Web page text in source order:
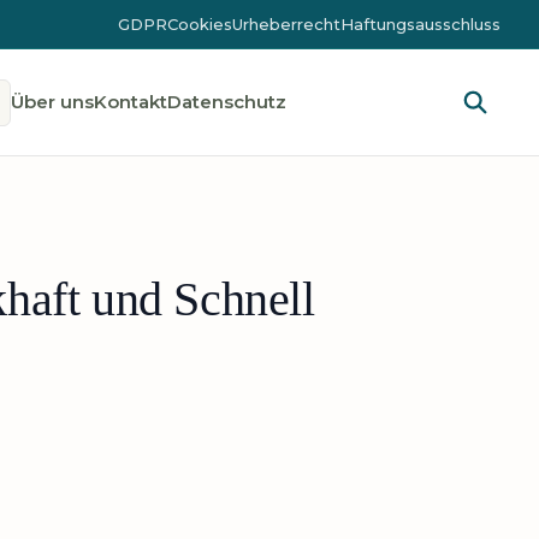
GDPRCookiesUrheberrechtHaftungsausschluss
Über unsKontaktDatenschutz
und Schnell